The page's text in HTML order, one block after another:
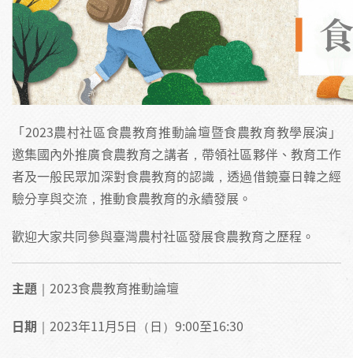
「2023農村社區食農教育推動論壇暨食農教育教學展演」
邀集國內外推廣食農教育之講者，帶領社區夥伴、教育工作
者及一般民眾加深對食農教育的認識，透過借鏡臺日韓之經
驗分享與交流，推動食農教育的永續發展。
歡迎大家共同參與臺灣農村社區發展食農教育之歷程。
主題 ｜2023食農教育推動論壇
日期 ｜2023年11月5日（日）9:00至16:30